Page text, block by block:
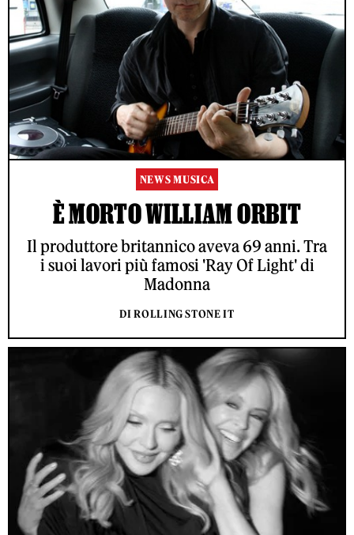
NEWS MUSICA
È MORTO WILLIAM ORBIT
Il produttore britannico aveva 69 anni. Tra
i suoi lavori più famosi 'Ray Of Light' di
Madonna
DI ROLLING STONE IT